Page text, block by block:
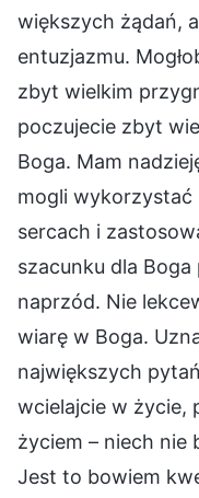
większych żądań,
entuzjazmu.
zbyt wielkim
poczujecie zbyt
Boga. Mam
mogli wykorzystać
sercach i
szacunku dla
naprzód. Nie
wiarę w Boga.
największych
wcielajcie w życie,
życiem – niech nie
Jest to bowiem